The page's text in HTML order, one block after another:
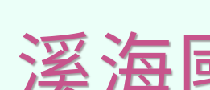
溪海